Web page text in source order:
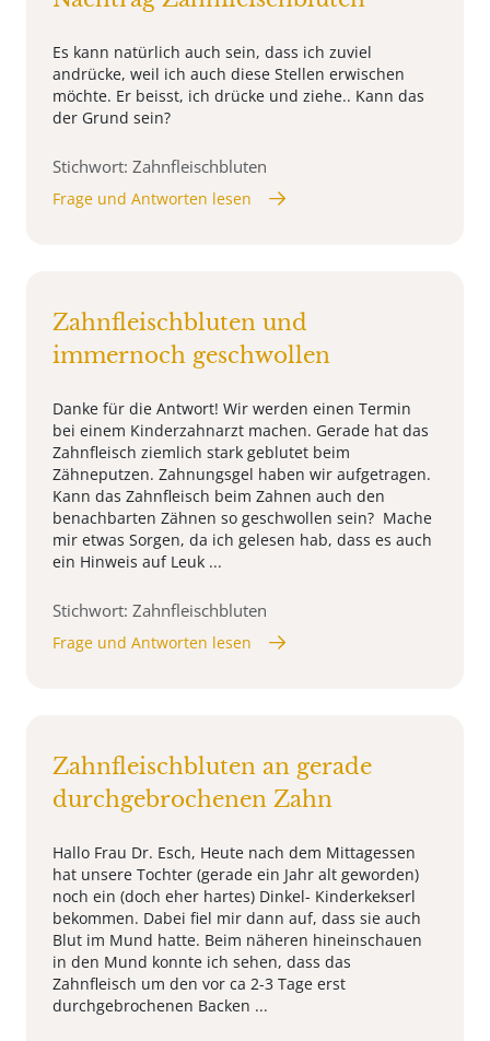
Es kann natürlich auch sein, dass ich zuviel
andrücke, weil ich auch diese Stellen erwischen
möchte. Er beisst, ich drücke und ziehe.. Kann das
der Grund sein?
Stichwort: Zahnfleischbluten
Frage und Antworten lesen
Zahnfleischbluten und
immernoch geschwollen
Danke für die Antwort! Wir werden einen Termin
bei einem Kinderzahnarzt machen. Gerade hat das
Zahnfleisch ziemlich stark geblutet beim
Zähneputzen. Zahnungsgel haben wir aufgetragen.
Kann das Zahnfleisch beim Zahnen auch den
benachbarten Zähnen so geschwollen sein? Mache
mir etwas Sorgen, da ich gelesen hab, dass es auch
ein Hinweis auf Leuk ...
Stichwort: Zahnfleischbluten
Frage und Antworten lesen
Zahnfleischbluten an gerade
durchgebrochenen Zahn
Hallo Frau Dr. Esch, Heute nach dem Mittagessen
hat unsere Tochter (gerade ein Jahr alt geworden)
noch ein (doch eher hartes) Dinkel- Kinderkekserl
bekommen. Dabei fiel mir dann auf, dass sie auch
Blut im Mund hatte. Beim näheren hineinschauen
in den Mund konnte ich sehen, dass das
Zahnfleisch um den vor ca 2-3 Tage erst
durchgebrochenen Backen ...